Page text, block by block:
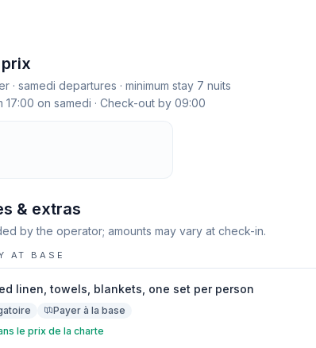
· samedi departures · minimum stay 7 nuits
17:00 on samedi · Check-out by 09:00
& extras
by the operator; amounts may vary at check-in.
AT BASE
linen, towels, blankets, one set per person
Payer à la base
le prix de la charte